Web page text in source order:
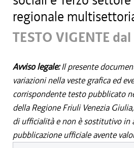
regionale
TESTO VIGENTE
Avviso legale:Il presente
variazioni nella veste grafica ed
corrispondente testo pubblicato
della Regione Friuli Venezia
di ufficialità e non è sostitutivo in
pubblicazione ufficiale avente